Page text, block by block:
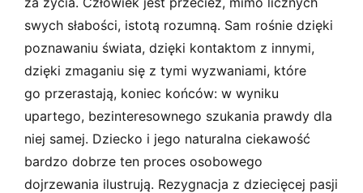
swych słabości, istotą rozumną. Sam rośnie dzięki
poznawaniu świata, dzięki kontaktom z innymi,
dzięki zmaganiu się z tymi wyzwaniami, które
go przerastają, koniec końców: w wyniku
upartego, bezinteresownego szukania prawdy dla
niej samej. Dziecko i jego naturalna ciekawość
bardzo dobrze ten proces osobowego
dojrzewania ilustrują. Rezygnacja z dziecięcej pasji